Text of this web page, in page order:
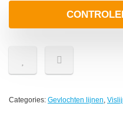
Categories: Gevlochten lijnen,